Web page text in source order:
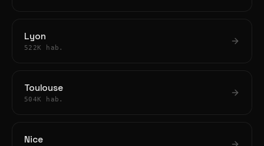
Lyon
522K hab.
Toulouse
504K hab.
Nice